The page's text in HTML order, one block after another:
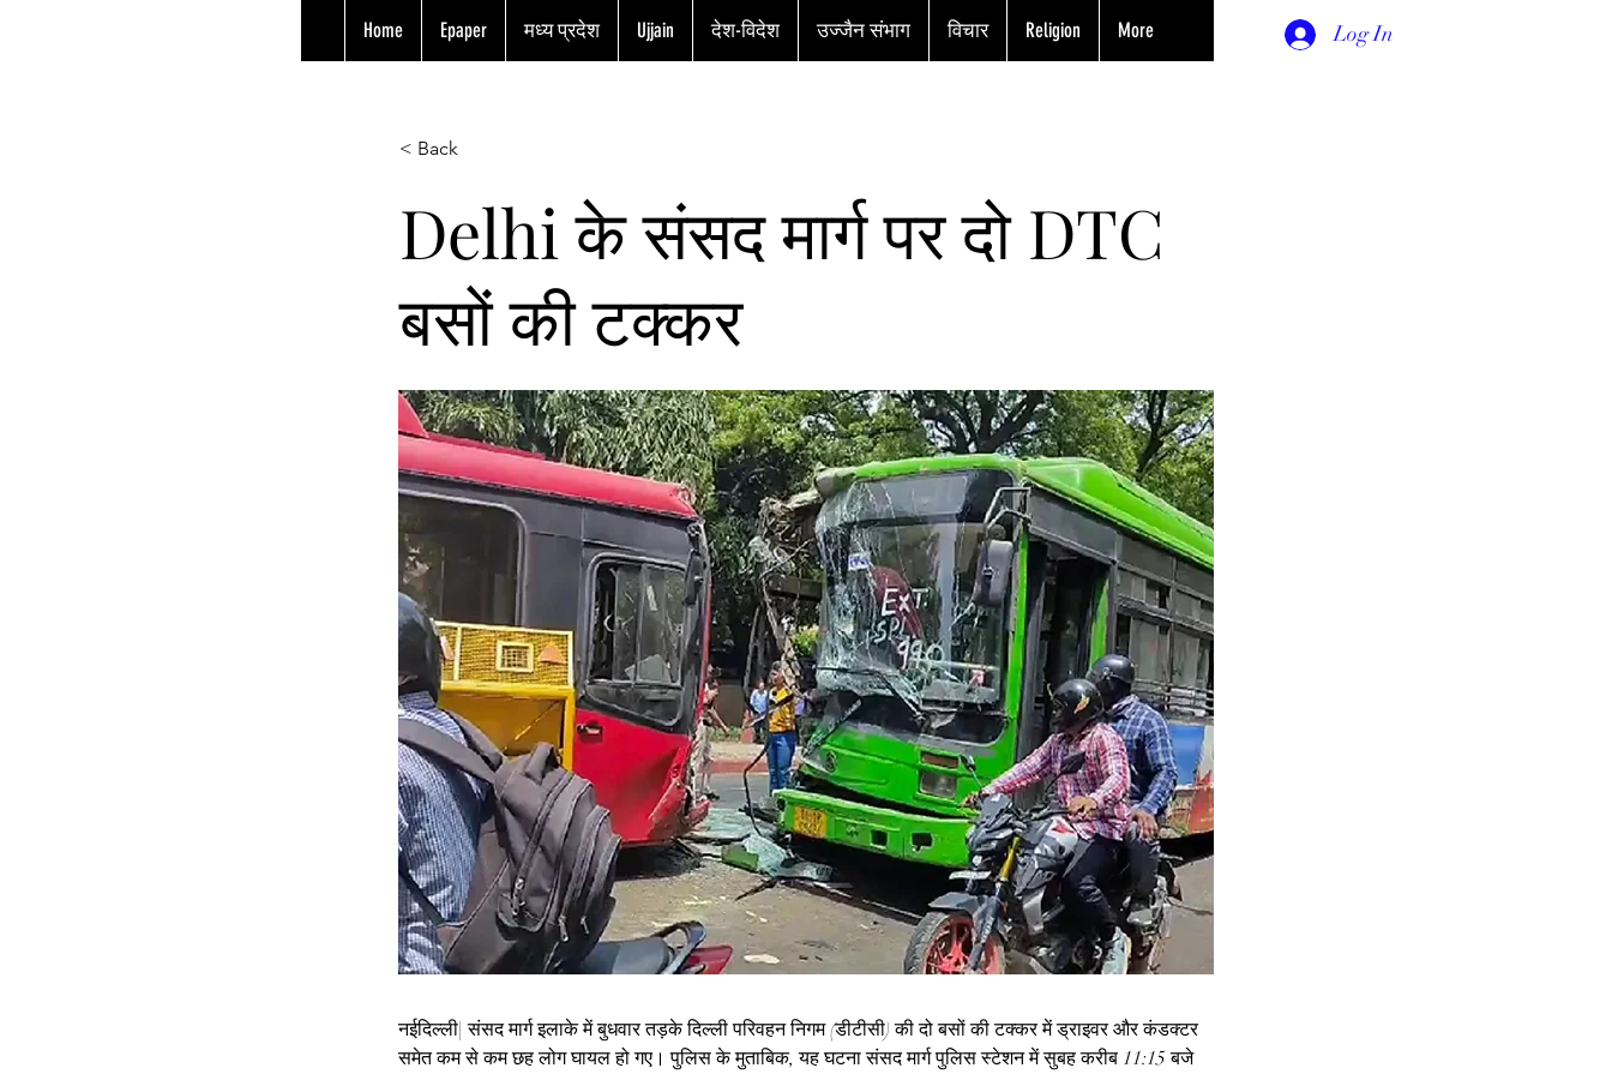
Home Epaper मध्य प्रदेश Ujjain देश-विदेश उज्जैन संभाग विचार Religion More Log In
< Back
Delhi के संसद मार्ग पर दो DTC
बसों की टक्कर
नईदिल्ली| संसद मार्ग इलाके में बुधवार तड़के दिल्ली परिवहन निगम (डीटीसी) की दो बसों की टक्कर में ड्राइवर और कंडक्टर
समेत कम से कम छह लोग घायल हो गए। पुलिस के मुताबिक, यह घटना संसद मार्ग पुलिस स्टेशन में सुबह करीब 11:15 बजे